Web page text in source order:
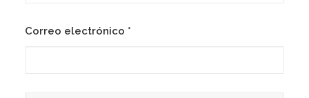
Correo electrónico *